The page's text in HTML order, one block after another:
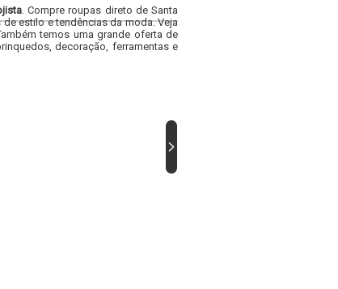
. Compre roupas direto de Santa
estilo e tendências da moda. Veja
temos uma grande oferta de
decoração, ferramentas e